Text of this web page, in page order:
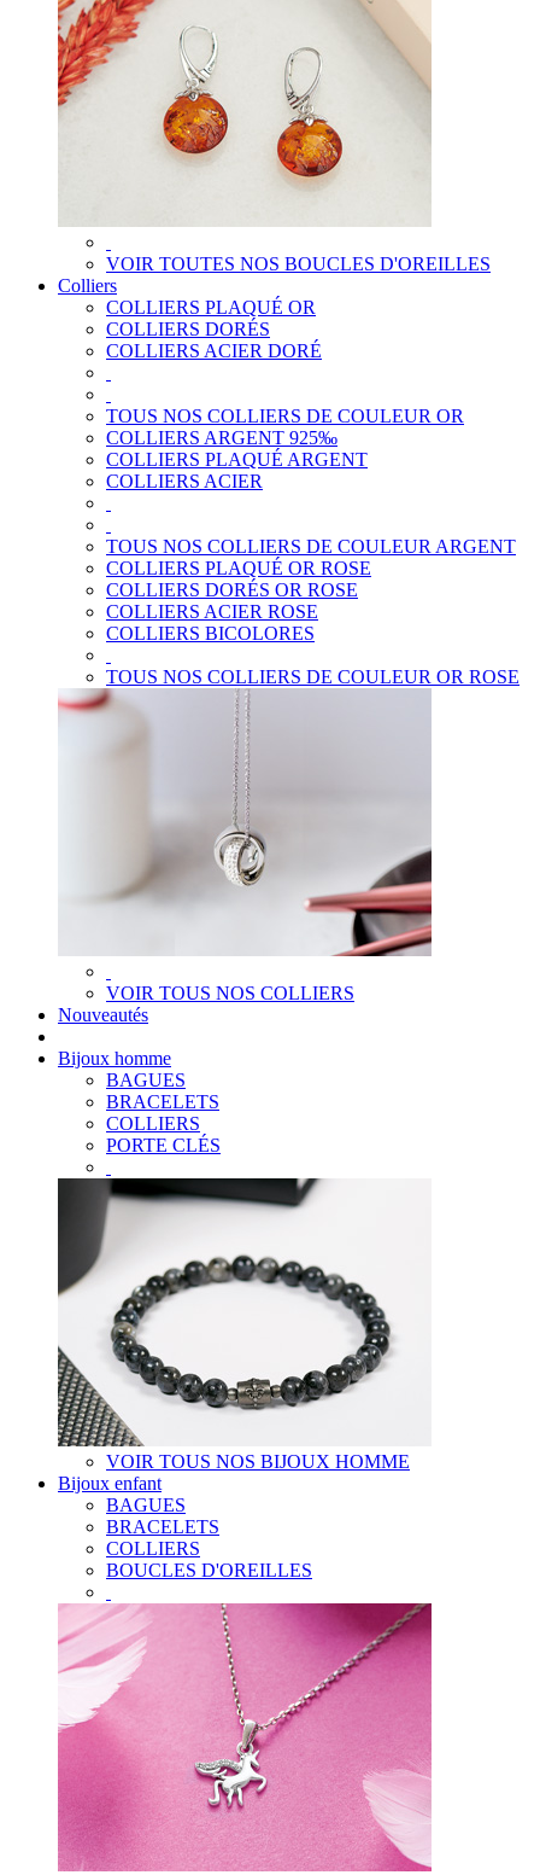
VOIR TOUTES NOS BOUCLES D'OREILLES
Colliers
COLLIERS PLAQUÉ OR
COLLIERS DORÉS
COLLIERS ACIER DORÉ
TOUS NOS COLLIERS DE COULEUR OR
COLLIERS ARGENT 925‰
COLLIERS PLAQUÉ ARGENT
COLLIERS ACIER
TOUS NOS COLLIERS DE COULEUR ARGENT
COLLIERS PLAQUÉ OR ROSE
COLLIERS DORÉS OR ROSE
COLLIERS ACIER ROSE
COLLIERS BICOLORES
TOUS NOS COLLIERS DE COULEUR OR ROSE
VOIR TOUS NOS COLLIERS
Nouveautés
Bijoux homme
BAGUES
BRACELETS
COLLIERS
PORTE CLÉS
VOIR TOUS NOS BIJOUX HOMME
Bijoux enfant
BAGUES
BRACELETS
COLLIERS
BOUCLES D'OREILLES